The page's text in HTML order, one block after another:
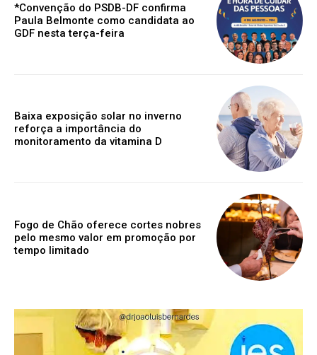
*Convenção do PSDB-DF confirma
Paula Belmonte como candidata ao
GDF nesta terça-feira
Baixa exposição solar no inverno
reforça a importância do
monitoramento da vitamina D
Fogo de Chão oferece cortes nobres
pelo mesmo valor em promoção por
tempo limitado